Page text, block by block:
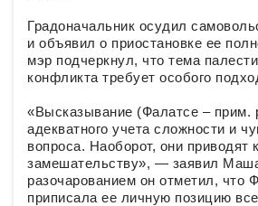
Градоначальник осудил
и объявил о приостановке ее
мэр подчеркнул, что тема
конфликта требует особого
«Высказывание (Фалатсе – прим.
адекватного учета сложности и
вопроса. Наоборот, они приводят к
замешательству», — заявил
разочарованием он отметил, что
приписала ее личную позицию